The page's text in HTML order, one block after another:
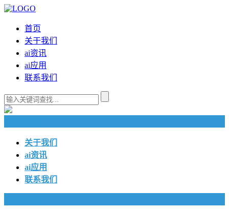
首页
关于我们
ai资讯
ai应用
联系我们
关于我们
ai资讯
ai应用
联系我们